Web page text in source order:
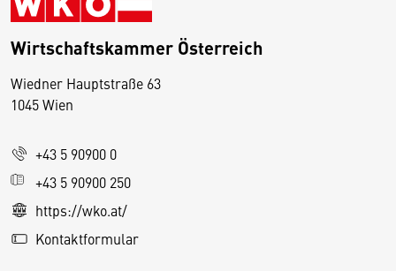
Wirtschaftskammer Österreich
Wiedner Hauptstraße 63
1045 Wien
+43 5 90900 0
+43 5 90900 250
https://wko.at/
Kontaktformular
D
s
e
S
e